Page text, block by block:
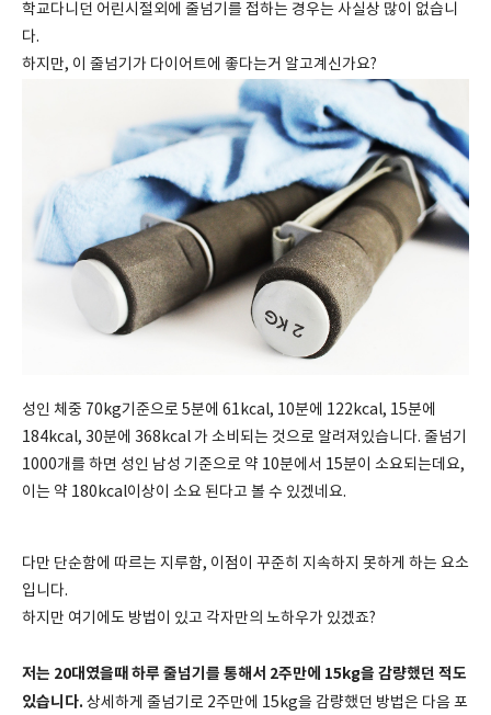
학교다니던 어린시절외에 줄넘기를 접하는 경우는 사실상 많이 없습니
다.
하지만, 이 줄넘기가 다이어트에 좋다는거 알고계신가요?
성인 체중 70kg기준으로 5분에 61kcal, 10분에 122kcal, 15분에
184kcal, 30분에 368kcal 가 소비되는 것으로 알려져있습니다. 줄넘기
1000개를 하면 성인 남성 기준으로 약 10분에서 15분이 소요되는데요,
이는 약 180kcal이상이 소요 된다고 볼 수 있겠네요.
다만 단순함에 따르는 지루함, 이점이 꾸준히 지속하지 못하게 하는 요소
입니다.
하지만 여기에도 방법이 있고 각자만의 노하우가 있겠죠?
저는 20대였을때 하루 줄넘기를 통해서 2주만에 15kg을 감량했던 적도
있습니다. 상세하게 줄넘기로 2주만에 15kg을 감량했던 방법은 다음 포